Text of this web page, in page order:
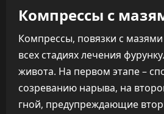
Компрессы с
Компрессы, повязки с
всех стадиях лечения
живота. На первом этапе –
созреванию нарыва, на
гной, предупреждающие